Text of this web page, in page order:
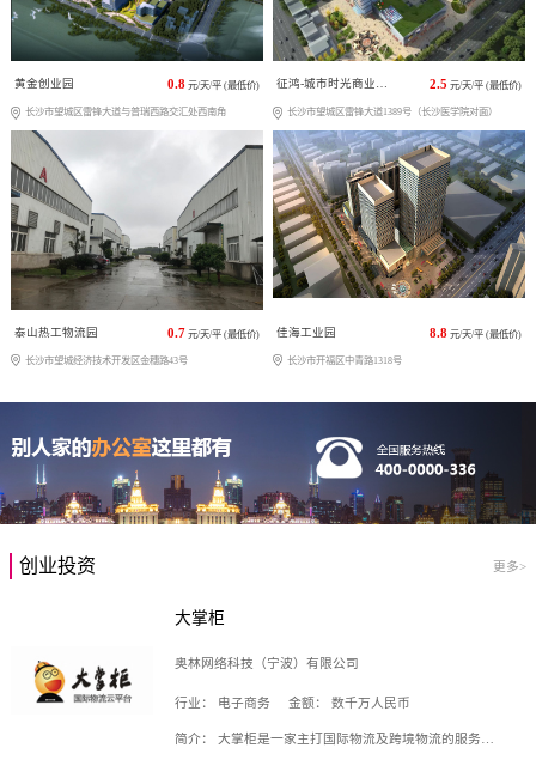
黄金创业园 0.8 元/天/平 (最低价)
长沙市望城区雷锋大道与普瑞西路交汇处西南角
征鸿-城市时光商业广场 2.5 元/天/平 (最低价)
长沙市望城区雷锋大道1389号（长沙医学院对面）
泰山热工物流园 0.7 元/天/平 (最低价)
长沙市望城经济技术开发区金穗路43号
佳海工业园 8.8 元/天/平 (最低价)
长沙市开福区中青路1318号
创业投资 更多>
大掌柜
奥林网络科技（宁波）有限公司
行业： 电子商务 金额： 数千万人民币
简介： 大掌柜是一家主打国际物流及跨境物流的服务云平台，致力于帮助全球国际物流企业在互联网上建立自己的平台，核心产品包括运价通、生意通、业务通、订舱通、招财通等，奥林网络科技（宁波）有限公司旗下产品。